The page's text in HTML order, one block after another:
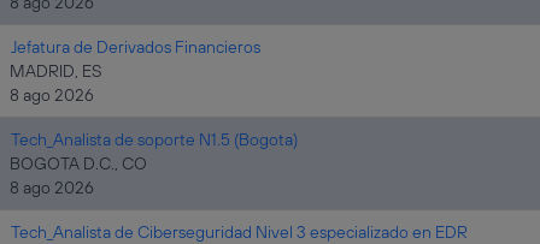
Jefatura de Derivados Financieros
MADRID, ES
8 ago 2026
Tech_Analista de soporte N1.5 (Bogota)
BOGOTA D.C., CO
8 ago 2026
Tech_Analista de Ciberseguridad Nivel 3 especializado en EDR